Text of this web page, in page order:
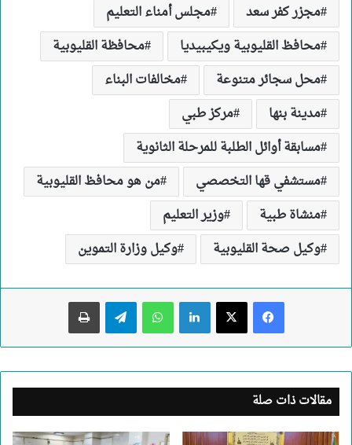
مجزر كفر سعد
مجلس أمناء التعليم
محافظ القليوبية ويكيبيديا
محافظة القليوبية
محل سجائر متنوعة
مخالفات البناء
مدينة بنها
مركز طبي
مسابقة أوائل الطلبة للمرحلة الثانوية
مستشفي قها التخصصي
من هو محافظ القليوبية
منشاة طبية
وزير التعليم
وكيل صحة القليوبية
وكيل وزارة التموين
لينكدإن واتساب تيلقرام طباعة
مقالات ذات صلة